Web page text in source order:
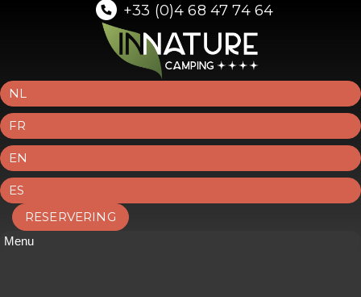
+33 (0)4 68 47 74 64
NL
FR
EN
ES
RESERVERING
Menu